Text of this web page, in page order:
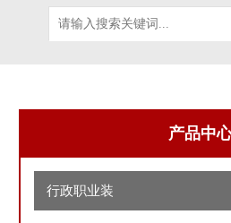
产品中
行政职业装